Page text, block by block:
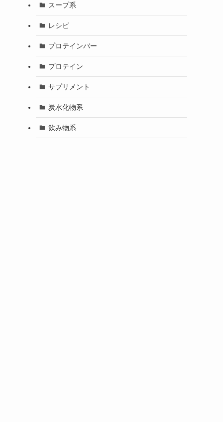
スープ系
レシピ
プロテインバー
プロテイン
サプリメント
炭水化物系
飲み物系